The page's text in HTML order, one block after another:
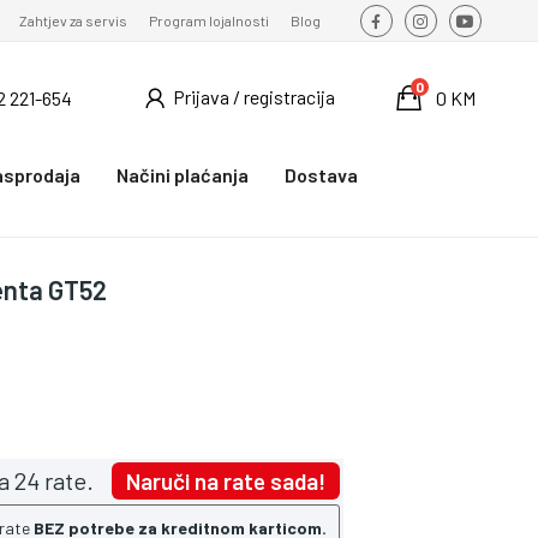
Zahtjev za servis Program lojalnosti Blog
221-654 Prijava / registracija 0 KM
0
Načini plaćanja
Dostava
GT52
24 rate. Naruči na rate sada!
BEZ potrebe za kreditnom karticom.